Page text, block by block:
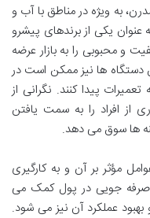
به ویژه در مناطق با آب و
یکی از برندهای پیشرو
و محبوبی را به بازار عرضه
دستگاه ها نیز ممکن است در
پیدا کنند. نگرانی از
از افراد را به سمت یافتن
ها سوق می دهد.
مؤثر بر آن و به کارگیری
صرفه جویی در پول کمک می
عملکرد آن نیز می شود.